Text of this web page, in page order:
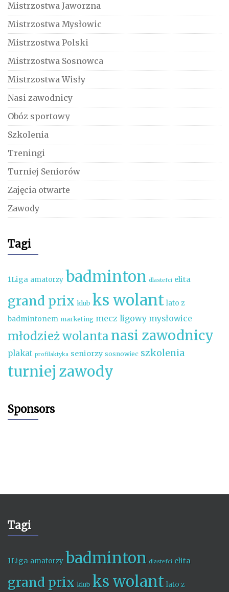
Mistrzostwa Jaworzna
Mistrzostwa Mysłowic
Mistrzostwa Polski
Mistrzostwa Sosnowca
Mistrzostwa Wisły
Nasi zawodnicy
Obóz sportowy
Szkolenia
Treningi
Turniej Seniorów
Zajęcia otwarte
Zawody
Tagi
1Liga amatorzy badminton dlastefci elita
grand prix klub ks wolant lato z
badmintonem marketing mecz ligowy mysłowice
młodzież wolanta nasi zawodnicy
plakat profilaktyka seniorzy sosnowiec szkolenia
turniej zawody
Sponsors
Tagi
1Liga amatorzy badminton dlastefci elita
grand prix klub ks wolant lato z